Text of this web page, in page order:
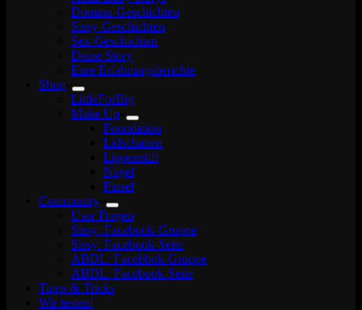
Domina-Geschichten
Sissy-Geschichten
Sex-Geschichten
Deine Story
Eure Erfahrungsberichte
Shop
LittleForBig
Make Up
Foundation
Lidschatten
Lippenstift
Nägel
Pinsel
Community
User Fragen
Sissy: Facebook-Gruppe
Sissy: Facebook-Seite
ABDL: Facebbok-Gruppe
ABDL: Facebook-Seite
Tipps & Tricks
Wir testen!